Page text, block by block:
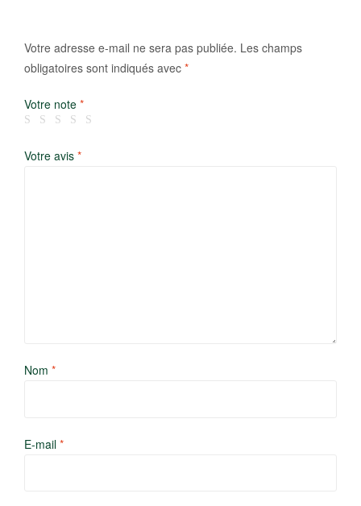
Votre adresse e-mail ne sera pas publiée. Les champs
obligatoires sont indiqués avec *
Votre note *
Votre avis *
Nom *
E-mail *